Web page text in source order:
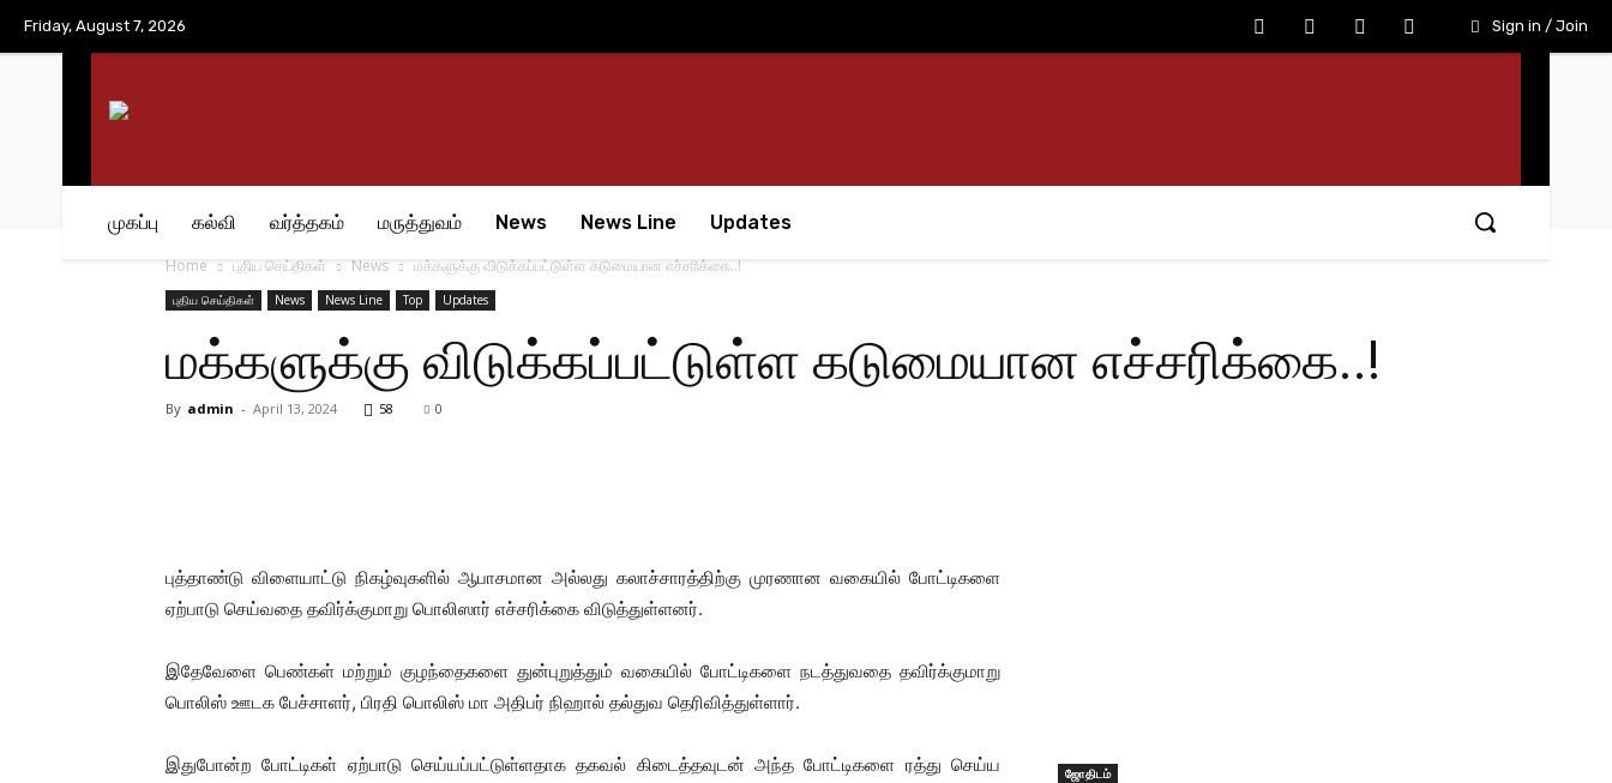
Friday, August 7, 2026 Sign in / Join
முகப்பு கல்வி வர்த்தகம் மருத்துவம் News News Line Updates
Home புதிய செய்திகள் News மக்களுக்கு விடுக்கப்பட்டுள்ள கடுமையான எச்சரிக்கை..!
புதிய செய்திகள் News News Line Top Updates
மக்களுக்கு விடுக்கப்பட்டுள்ள கடுமையான எச்சரிக்கை..!
By admin - April 13, 2024 58 0
புத்தாண்டு விளையாட்டு நிகழ்வுகளில் ஆபாசமான அல்லது கலாச்சாரத்திற்கு முரணான வகையில் போட்டிகளை
ஏற்பாடு செய்வதை தவிர்க்குமாறு பொலிஸார் எச்சரிக்கை விடுத்துள்ளனர்.
இதேவேளை பெண்கள் மற்றும் குழந்தைகளை துன்புறுத்தும் வகையில் போட்டிகளை நடத்துவதை தவிர்க்குமாறு
பொலிஸ் ஊடக பேச்சாளர், பிரதி பொலிஸ் மா அதிபர் நிஹால் தல்துவ தெரிவித்துள்ளார்.
இதுபோன்ற போட்டிகள் ஏற்பாடு செய்யப்பட்டுள்ளதாக தகவல் கிடைத்தவுடன் அந்த போட்டிகளை ரத்து செய்ய
ஜோதிடம்